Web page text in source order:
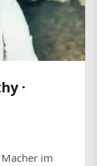
·
Macher im